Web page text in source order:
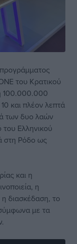
του Κρατικού
100.000.000
και πλέον λεπτά
των δυο λαών
Ελληνικού
στη Ρόδο ως
και η
η
διασκέδαση, το
με τα